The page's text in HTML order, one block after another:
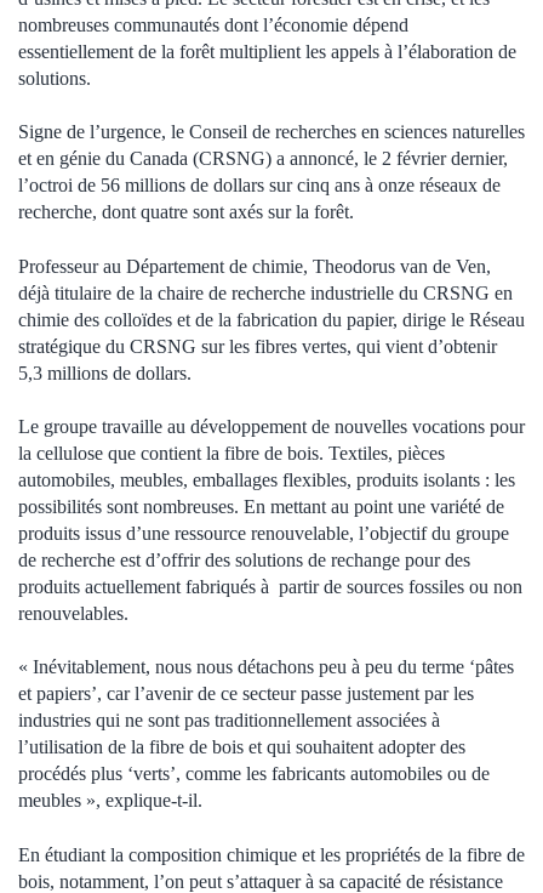
nombreuses communautés dont l’économie dépend
essentiellement de la forêt multiplient les appels à l’élaboration de
solutions.
Signe de l’urgence, le Conseil de recherches en sciences naturelles
et en génie du Canada (CRSNG) a annoncé, le 2 février dernier,
l’octroi de 56 millions de dollars sur cinq ans à onze réseaux de
recherche, dont quatre sont axés sur la forêt.
Professeur au Département de chimie, Theodorus van de Ven,
déjà titulaire de la chaire de recherche industrielle du CRSNG en
chimie des colloïdes et de la fabrication du papier, dirige le Réseau
stratégique du CRSNG sur les fibres vertes, qui vient d’obtenir
5,3 millions de dollars.
Le groupe travaille au développement de nouvelles vocations pour
la cellulose que contient la fibre de bois. Textiles, pièces
automobiles, meubles, emballages flexibles, produits isolants : les
possibilités sont nombreuses. En mettant au point une variété de
produits issus d’une ressource renouvelable, l’objectif du groupe
de recherche est d’offrir des solutions de rechange pour des
produits actuellement fabriqués à partir de sources fossiles ou non
renouvelables.
« Inévitablement, nous nous détachons peu à peu du terme ‘pâtes
et papiers’, car l’avenir de ce secteur passe justement par les
industries qui ne sont pas traditionnellement associées à
l’utilisation de la fibre de bois et qui souhaitent adopter des
procédés plus ‘verts’, comme les fabricants automobiles ou de
meubles », explique-t-il.
En étudiant la composition chimique et les propriétés de la fibre de
bois, notamment, l’on peut s’attaquer à sa capacité de résistance